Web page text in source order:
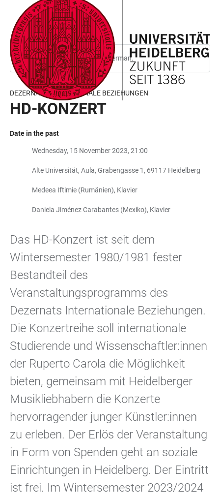
ACCESSIBILITY
LINKS
JUMP
TO
MAIN
CONTENT
OPEN
MAIN
NAVIGATION
OPEN
SEARCH
FORM
This page is only available in German.
DEZERNAT INTERNATIONALE BEZIEHUNGEN
HD-KONZERT
Date in the past
Wednesday, 15 November 2023, 21:00
Alte Universität, Aula, Grabengasse 1, 69117 Heidelberg
Medeea Iftimie (Rumänien), Klavier
Daniela Jiménez Carabantes (Mexiko), Klavier
Das HD-Konzert ist seit dem
Wintersemester 1980/1981 fester
Bestandteil des
Veranstaltungsprogramms des
Dezernats Internationale Beziehungen.
Die Konzertreihe soll internationale
Studierende und Wissenschaftler:innen
der Ruperto Carola die Möglichkeit
bieten, gemeinsam mit Heidelberger
Musikliebhabern die Konzerte
hervorragender junger Künstler:innen
zu erleben. Der Erlös der Veranstaltung
in Form von Spenden geht an soziale
Einrichtungen in Heidelberg. Der Eintritt
ist frei. Im Wintersemester 2023/2024